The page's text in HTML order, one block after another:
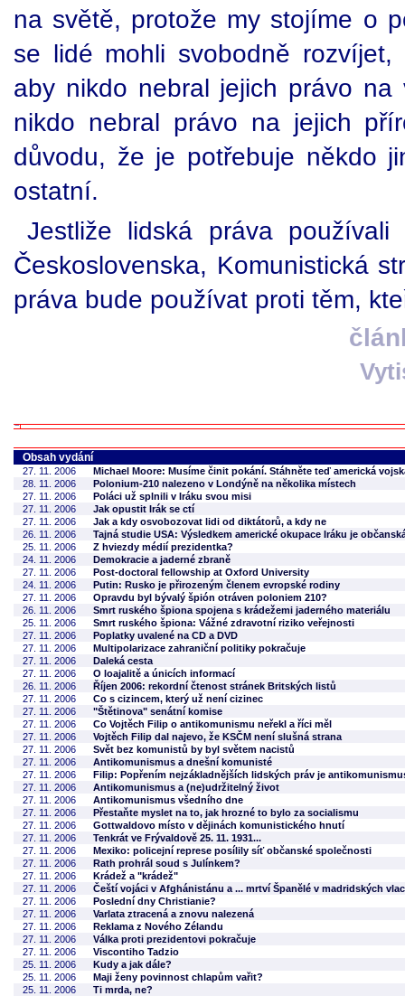
na světě, protože my stojíme o
se lidé mohli svobodně
aby nikdo nebral jejich právo na
nikdo nebral právo na jejich
důvodu, že je potřebuje někdo
ostatní.
Jestliže lidská práva používali
Československa, Komunistická
práva bude používat proti těm,
Obsah vydání
27. 11. 2006
Michael Moore: Musíme činit pokání. Stáhněte teď americká
28. 11. 2006
Polonium-210 nalezeno v Londýně na několika místech
27. 11. 2006
Poláci už splnili v Iráku svou misi
27. 11. 2006
Jak opustit Irák se ctí
27. 11. 2006
Jak a kdy osvobozovat lidi od diktátorů, a kdy ne
26. 11. 2006
Tajná studie USA: Výsledkem americké okupace Iráku je
25. 11. 2006
Z hviezdy médií prezidentka?
24. 11. 2006
Demokracie a jaderné zbraně
27. 11. 2006
Post-doctoral fellowship at Oxford University
24. 11. 2006
Putin: Rusko je přirozeným členem evropské rodiny
27. 11. 2006
Opravdu byl bývalý špión otráven poloniem 210?
26. 11. 2006
Smrt ruského špiona spojena s krádežemi jaderného materiálu
25. 11. 2006
Smrt ruského špiona: Vážné zdravotní riziko veřejnosti
27. 11. 2006
Poplatky uvalené na CD a DVD
27. 11. 2006
Multipolarizace zahraniční politiky pokračuje
27. 11. 2006
Daleká cesta
27. 11. 2006
O loajalitě a únicích informací
26. 11. 2006
Říjen 2006: rekordní čtenost stránek Britských listů
27. 11. 2006
Co s cizincem, který už není cizinec
27. 11. 2006
"Štětinova" senátní komise
27. 11. 2006
Co Vojtěch Filip o antikomunismu neřekl a říci měl
27. 11. 2006
Vojtěch Filip dal najevo, že KSČM není slušná strana
27. 11. 2006
Svět bez komunistů by byl světem nacistů
27. 11. 2006
Antikomunismus a dnešní komunisté
27. 11. 2006
Filip: Popřením nejzákladnějších lidských práv je
27. 11. 2006
Antikomunismus a (ne)udržitelný život
27. 11. 2006
Antikomunismus všedního dne
27. 11. 2006
Přestaňte myslet na to, jak hrozné to bylo za socialismu
27. 11. 2006
Gottwaldovo místo v dějinách komunistického hnutí
27. 11. 2006
Tenkrát ve Frývaldově 25. 11. 1931...
27. 11. 2006
Mexiko: policejní represe posílily síť občanské společnosti
27. 11. 2006
Rath prohrál soud s Julínkem?
27. 11. 2006
Krádež a "krádež"
27. 11. 2006
Čeští vojáci v Afghánistánu a ... mrtví Španělé v madridských
27. 11. 2006
Poslední dny Christianie?
27. 11. 2006
Varlata ztracená a znovu nalezená
27. 11. 2006
Reklama z Nového Zélandu
27. 11. 2006
Válka proti prezidentovi pokračuje
27. 11. 2006
Viscontiho Tadzio
25. 11. 2006
Kudy a jak dále?
25. 11. 2006
Maji ženy povinnost chlapům vařit?
25. 11. 2006
Ti mrda, ne?